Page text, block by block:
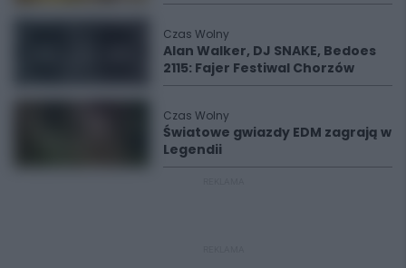
Czas Wolny
Alan Walker, DJ SNAKE, Bedoes
2115: Fajer Festiwal Chorzów
Czas Wolny
Światowe gwiazdy EDM zagrają w
Legendii